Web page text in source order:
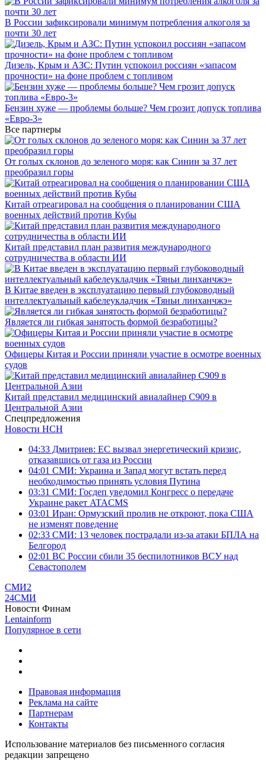
В России зафиксировали минимум потребления алкоголя за
почти 30 лет
Дизель, Крым и АЗС: Путин успокоил россиян «запасом
прочности» на фоне проблем с топливом
Бензин хуже — проблемы больше? Чем грозит допуск топлива
«Евро-3»
Все партнеры
От голых склонов до зеленого моря: как Синин за 37 лет
преобразил горы
Китай отреагировал на сообщения о планировании США
военных действий против Кубы
Китай представил план развития международного
сотрудничества в области ИИ
В Китае введен в эксплуатацию первый глубоководный
интеллектуальный кабелеукладчик «Тяньи линханчжэ»
Является ли гибкая занятость формой безработицы?
Офицеры Китая и России приняли участие в осмотре военных
судов
Китай представил медицинский авиалайнер C909 в
Центральной Азии
Спецпредложения
Новости НСН
04:33 Дмитриев: ЕС вызвал энергетический кризис,
отказавшись от газа из России
04:01 СМИ: Украина и Запад могут встать перед
необходимостью принять условия Путина
03:31 СМИ: Госдеп уведомил Конгресс о передаче
Украине ракет ATACMS
03:01 Иран: Ормузский пролив не откроют, пока США
не изменят поведение
02:33 СМИ: 13 человек пострадали из-за атаки БПЛА на
Белгород
02:01 ВС России сбили 35 беспилотников ВСУ над
Севастополем
СМИ2
24СМИ
Новости Финам
Lentainform
Популярное в сети
Правовая информация
Реклама на сайте
Партнерам
Контакты
Использование материалов без письменного согласия
редакции запрещено